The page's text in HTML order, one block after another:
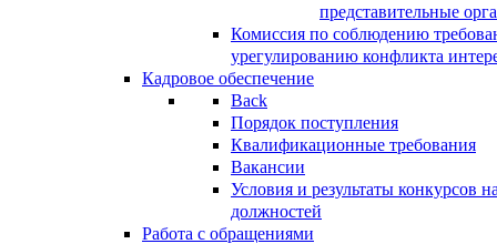
представительные
Комиссия по соблюдению
урегулированию конфликта
Кадровое обеспечение
Back
Порядок поступления
Квалификационные требования
Вакансии
Условия и результаты конкурсов
должностей
Работа с обращениями